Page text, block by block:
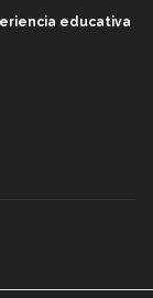
educativa